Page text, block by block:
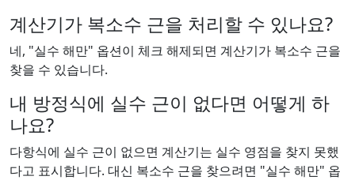
계산기가 복소수 근을 처리할 수 있나요?
네, "실수 해만" 옵션이 체크 해제되면 계산기가 복소수 근을
찾을 수 있습니다.
내 방정식에 실수 근이 없다면 어떻게 하
나요?
다항식에 실수 근이 없으면 계산기는 실수 영점을 찾지 못했
다고 표시합니다. 대신 복소수 근을 찾으려면 "실수 해만" 옵